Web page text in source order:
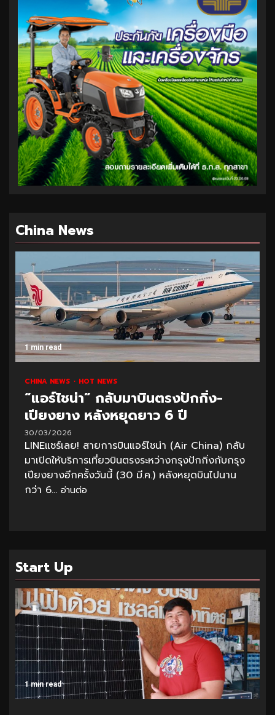
China News
1 min read
CHINA NEWS HOT NEWS
“แอร์ไชน่า” กลับมาบินตรงปักกิ่ง-
เปียงยาง หลังหยุดยาว 6 ปี
30/03/2026
LINEแชร์เลย! สายการบินแอร์ไชน่า (Air China) กลับ
มาเปิดให้บริการเที่ยวบินตรงระหว่างกรุงปักกิ่งกับกรุง
เปียงยางอีกครั้งวันนี้ (30 มี.ค.) หลังหยุดบินไปนาน
กว่า 6... อ่านต่อ
Start Up
1 min read